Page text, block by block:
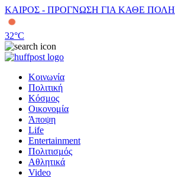
ΚΑΙΡΟΣ - ΠΡΟΓΝΩΣΗ ΓΙΑ ΚΑΘΕ ΠΟΛΗ
32°C
Κοινωνία
Πολιτική
Κόσμος
Οικονομία
Άποψη
Life
Entertainment
Πολιτισμός
Αθλητικά
Video